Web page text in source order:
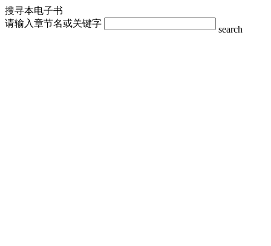
搜寻本电子书
请输入章节名或关键字
search